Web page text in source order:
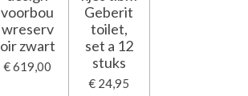
voorbou
wreserv
oir zwart
€ 619,00
Geberit
toilet,
set a 12
stuks
€ 24,95